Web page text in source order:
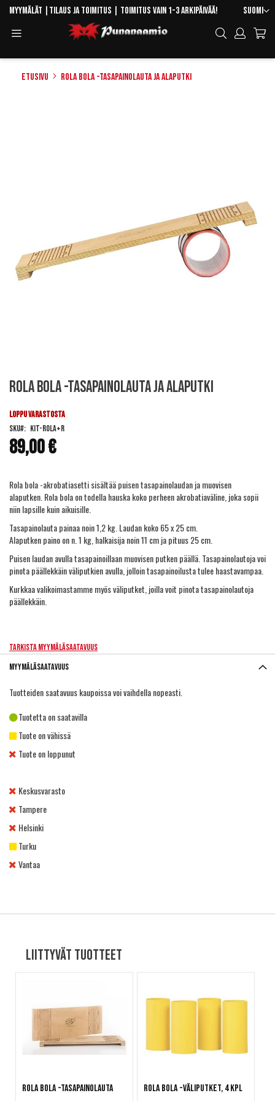
Skip
Content
Kieli
Suomi
Myymälät Tilaus ja toimitus | Toimitus vain 1-3 arkipäivää!
Hae
Etusivu Rola Bola -tasapainolauta ja alaputki
to
beginning
the
images
gallery
Rola Bola -tasapainolauta ja alaputki
89,00 €
LOPPU VARASTOSTA
SKU
KIT-ROLA+R
Rola bola -akrobatiasetti sisältääpuisen tasapainolaudanjamuovisen
alaputken . Rola bola on todella hauska koko perheen akrobatiaväline, joka sopii
niin lapsille kuin aikuisille.
Tasapainolauta painaa noin 1,2 kg. Laudan koko 65 x 25 cm.
Alaputken paino on n. 1 kg, halkaisija noin 11 cm ja pituus 25 cm.
Puisen laudan avulla tasapainoillaan muovisen putken päällä. Tasapainolautoja voi
pinota päällekkäin väliputkien avulla, jolloin tasapainoilusta tulee haastavampaa.
Kurkkaa valikoimastamme myösväliputket , joilla voit pinota tasapainolautoja
päällekkäin.
Tarkista myymäläsaatavuus
Myymäläsaatavuus
Tuotteiden saatavuus kaupoissa voi vaihdella nopeasti.
Tuotetta on saatavilla
Tuote on vähissä
Tuote on loppunut
Keskusvarasto
Tampere
Helsinki
Turku
Vantaa
Liittyvät tuotteet
Rola Bola -tasapainolauta Rola Bola -väliputket, 4 kpl